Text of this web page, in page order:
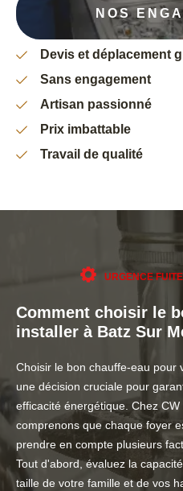
NOS
Devis et déplacement
Sans engagement
Artisan passionné
Prix imbattable
Travail de qualité
URGENCE
Comment choisir le
installer à Batz Sur
Choisir le bon chauffe-eau pour
une décision cruciale pour
efficacité énergétique. Chez
comprenons que chaque foyer
prendre en compte plusieurs
Tout d'abord, évaluez la
taille de votre famille et de vos